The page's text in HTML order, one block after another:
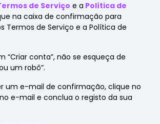
de Serviço e a Política de
na caixa de confirmação para
Termos de Serviço e a Política de
“Criar conta”, não se esqueça de
um robô”.
um e-mail de confirmação, clique no
e-mail e conclua o registo da sua